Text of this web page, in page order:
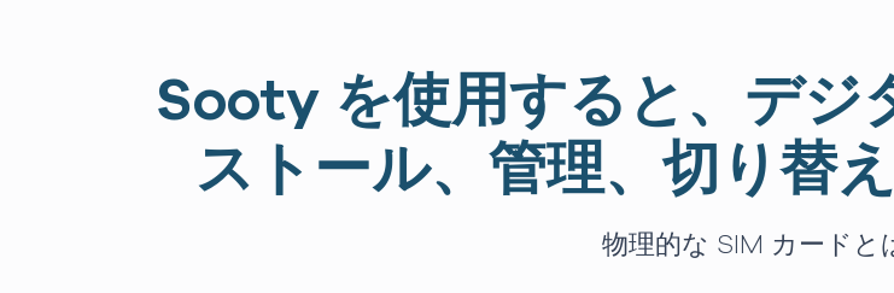
Sooty を使用すると、デジ
ストール、管理、切り替
物理的な SIM カードと